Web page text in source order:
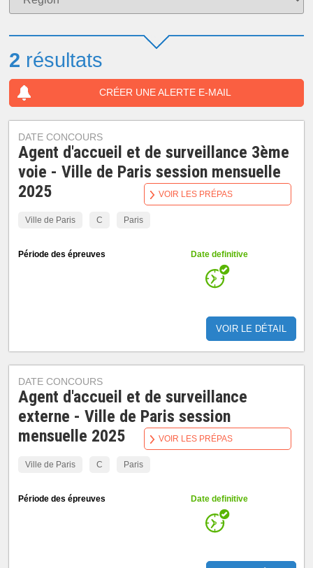
2 résultats
CRÉER UNE ALERTE E-MAIL
DATE CONCOURS
Agent d'accueil et de surveillance 3ème
voie - Ville de Paris session mensuelle
2025
Ville de Paris C Paris
Période des épreuves Date definitive
VOIR LE DÉTAIL
VOIR LES PRÉPAS
DATE CONCOURS
Agent d'accueil et de surveillance
externe - Ville de Paris session
mensuelle 2025
Ville de Paris C Paris
Période des épreuves Date definitive
VOIR LES PRÉPAS